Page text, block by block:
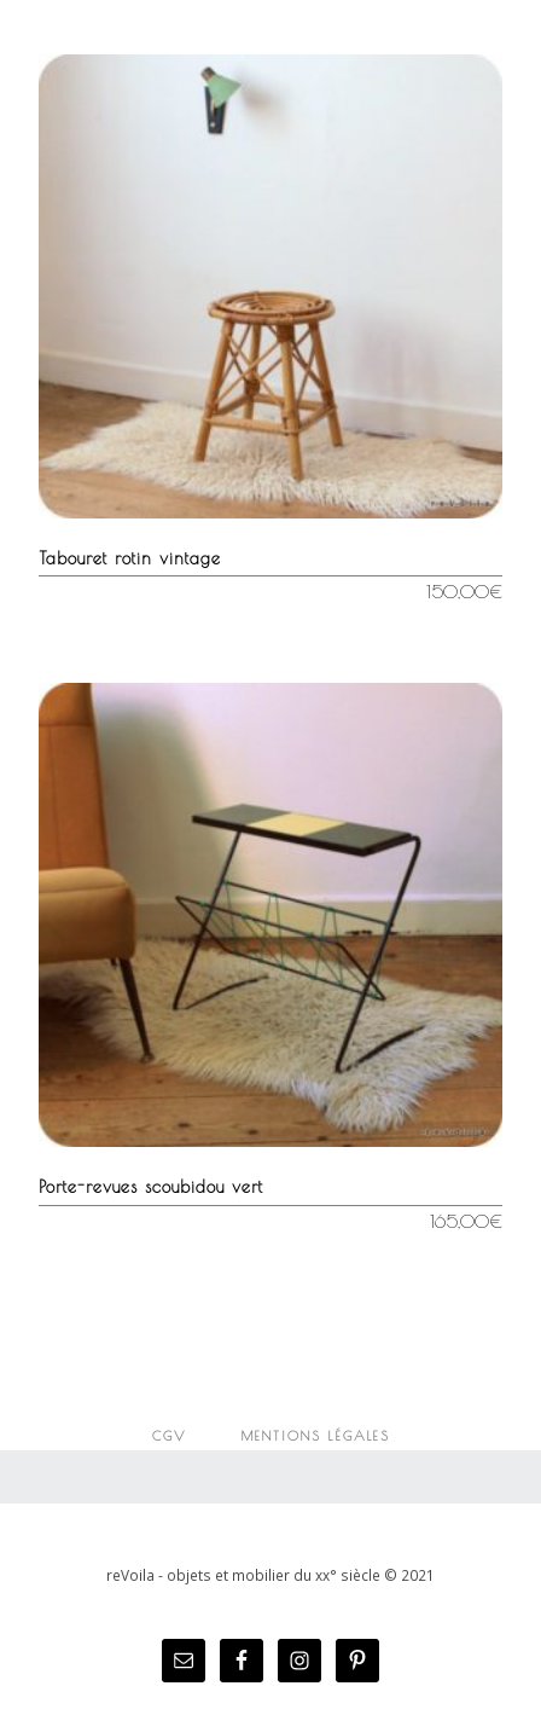
Tabouret rotin vintage
150,00€
Porte-revues scoubidou vert
165,00€
CGV MENTIONS LÉGALES
reVoila - objets et mobilier du xx° siècle © 2021